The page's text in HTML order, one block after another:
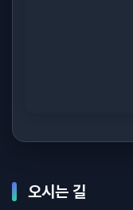
오시는 길